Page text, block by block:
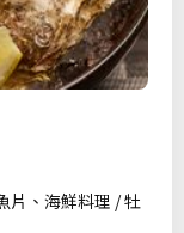
片、海鮮料理 / 牡